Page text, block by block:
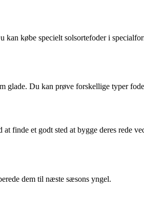
købe specielt solsortefoder i
glade. Du kan prøve forskellige typer
finde et godt sted at bygge deres rede
dem til næste sæsons yngel.